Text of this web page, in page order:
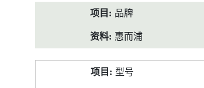
品牌
惠而浦
型号